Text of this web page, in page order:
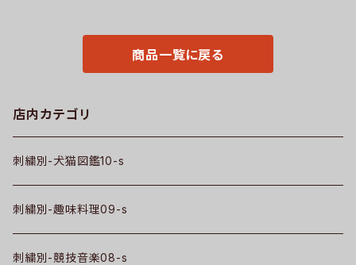
b07-s
商品一覧に戻る
店内カテゴリ
刺繍別-犬猫図鑑10-s
刺繍別-趣味料理09-s
刺繍別-競技音楽08-s